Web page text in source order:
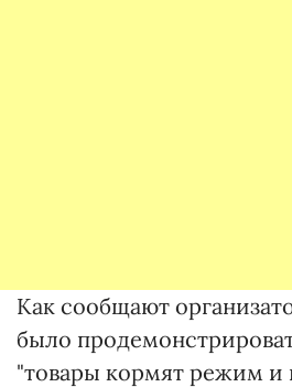
Как сообщают
было
"товары кормят режим и